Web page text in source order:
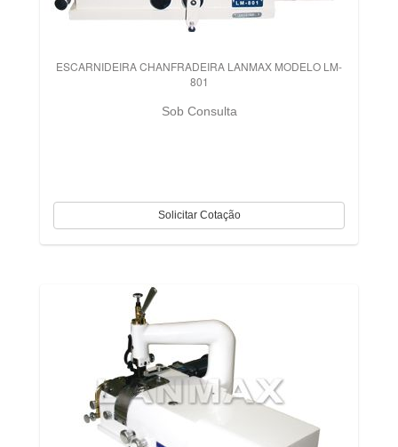
ESCARNIDEIRA CHANFRADEIRA LANMAX MODELO LM-
801
Sob Consulta